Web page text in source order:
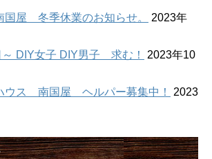
屋 冬季休業のお知らせ。
2023年
DIY女子 DIY男子 求む！
2023年10
ス 南国屋 ヘルパー募集中！
2023